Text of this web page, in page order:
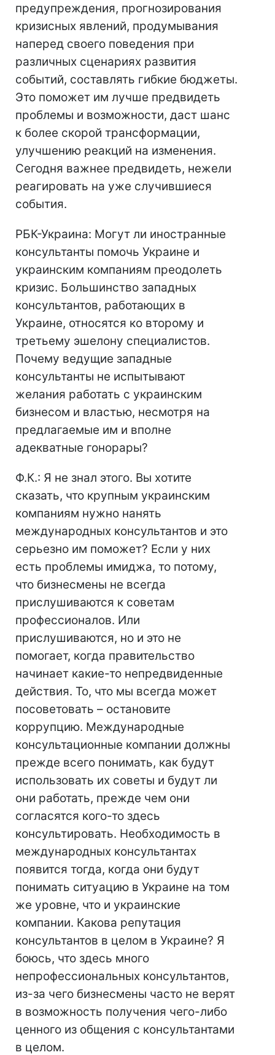
предупреждения, прогнозирования
кризисных явлений, продумывания
наперед своего поведения при
различных сценариях развития
событий, составлять гибкие бюджеты.
Это поможет им лучше предвидеть
проблемы и возможности, даст шанс
к более скорой трансформации,
улучшению реакций на изменения.
Сегодня важнее предвидеть, нежели
реагировать на уже случившиеся
события.
РБК-Украина: Могут ли иностранные
консультанты помочь Украине и
украинским компаниям преодолеть
кризис. Большинство западных
консультантов, работающих в
Украине, относятся ко второму и
третьему эшелону специалистов.
Почему ведущие западные
консультанты не испытывают
желания работать с украинским
бизнесом и властью, несмотря на
предлагаемые им и вполне
адекватные гонорары?
Ф.К.: Я не знал этого. Вы хотите
сказать, что крупным украинским
компаниям нужно нанять
международных консультантов и это
серьезно им поможет? Если у них
есть проблемы имиджа, то потому,
что бизнесмены не всегда
прислушиваются к советам
профессионалов. Или
прислушиваются, но и это не
помогает, когда правительство
начинает какие-то непредвиденные
действия. То, что мы всегда может
посоветовать – остановите
коррупцию. Международные
консультационные компании должны
прежде всего понимать, как будут
использовать их советы и будут ли
они работать, прежде чем они
согласятся кого-то здесь
консультировать. Необходимость в
международных консультантах
появится тогда, когда они будут
понимать ситуацию в Украине на том
же уровне, что и украинские
компании. Какова репутация
консультантов в целом в Украине? Я
боюсь, что здесь много
непрофессиональных консультантов,
из-за чего бизнесмены часто не верят
в возможность получения чего-либо
ценного из общения с консультантами
в целом.